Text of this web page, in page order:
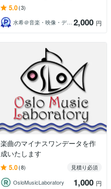
5.0(3)
水希＠音楽・映像・デザイン 2,000 円
楽曲のマイナスワンデータを作
成いたします
5.0(8)
見積り必須
OsloMusicLaboratory
1,000 円